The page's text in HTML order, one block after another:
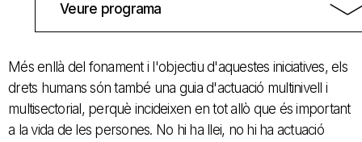
Veure programa
Més enllà del fonament i l'objectiu d'aquestes iniciatives, els
drets humans són també una guia d'actuació multinivell i
multisectorial, perquè incideixen en tot allò que és important
a la vida de les persones. No hi ha llei, no hi ha actuació